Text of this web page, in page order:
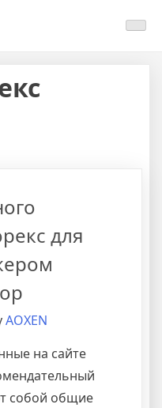
для
AOXEN
на сайте
собой общие